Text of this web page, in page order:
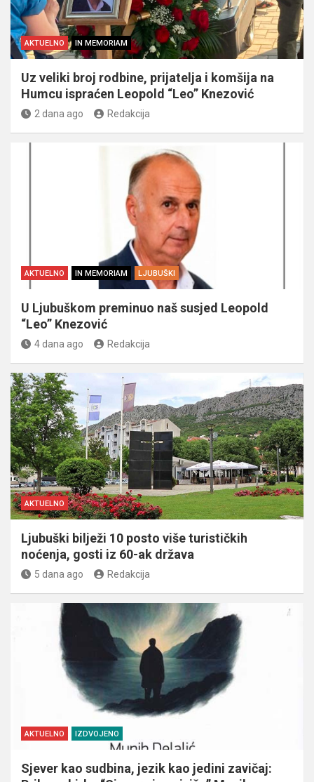
AKTUELNO IN MEMORIAM
Uz veliki broj rodbine, prijatelja i komšija na
Humcu ispraćen Leopold “Leo” Knezović
2 dana ago Redakcija
AKTUELNO IN MEMORIAM LJUBUŠKI
U Ljubuškom preminuo naš susjed Leopold
“Leo” Knezović
4 dana ago Redakcija
AKTUELNO
Ljubuški bilježi 10 posto više turističkih
noćenja, gosti iz 60-ak država
5 dana ago Redakcija
AKTUELNO IZDVOJENO
Sjever kao sudbina, jezik kao jedini zavičaj: